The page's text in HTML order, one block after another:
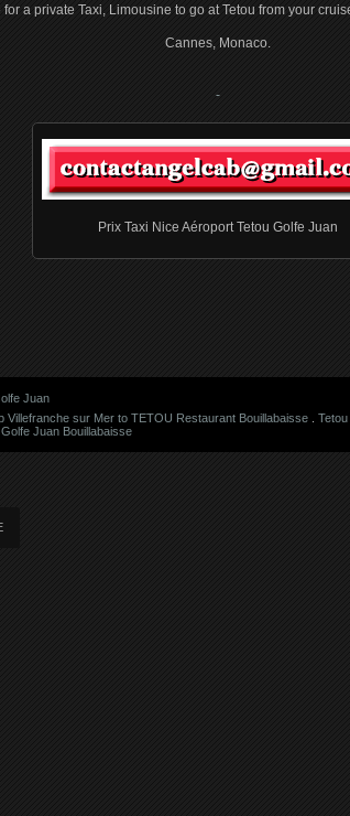
for a private Taxi, Limousine to go at Tetou from your
Cannes, Monaco.
Prix Taxi Nice Aéroport Tetou Golfe Juan
Juan
Villefranche sur Mer to TETOU Restaurant Bouillabaisse
Juan Bouillabaisse